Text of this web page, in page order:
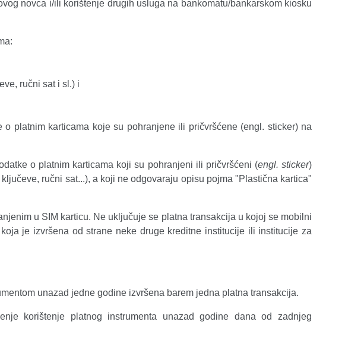
novca i/ili korištenje drugih usluga na bankomatu/bankarskom kiosku
ručni sat i sl.) i
o platnim karticama koje su pohranjene ili pričvršćene (engl. sticker) na
o platnim karticama koji su pohranjeni ili pričvršćeni (engl. sticker)
ručni sat...), a koji ne odgovaraju opisu pojma "Plastična kartica"
u SIM karticu. Ne uključuje se platna transakcija u kojoj se mobilni
je izvršena od strane neke druge kreditne institucije ili institucije za
unazad jedne godine izvršena barem jedna platna transakcija.
korištenje platnog instrumenta unazad godine dana od zadnjeg